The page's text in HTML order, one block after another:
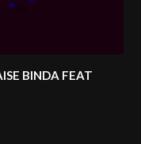
BINDA FEAT